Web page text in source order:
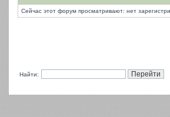
Сейчас этот форум просматривают: нет
Найти: